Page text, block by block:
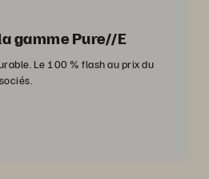
gamme Pure//E
Le 100 % flash au prix du